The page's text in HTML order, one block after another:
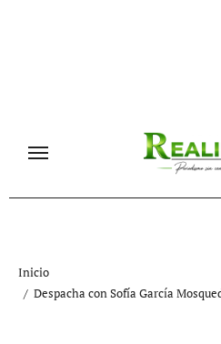
Inicio
Despacha con Sofía García